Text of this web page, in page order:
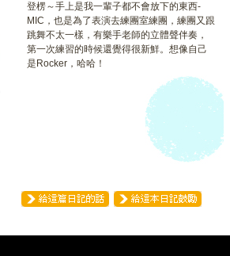
登楞～手上是我一輩子都不會放下的東西-
MIC，也是為了表演去練團室練團，練團又跟
跳舞不太一樣，有樂手老師的立體聲伴奏，
第一次練習的時候還覺得很新鮮。想像自己
是Rocker，哈哈！